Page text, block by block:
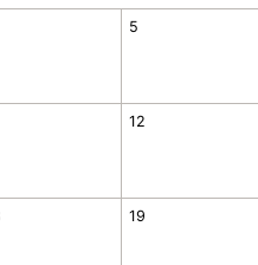
5
12
19